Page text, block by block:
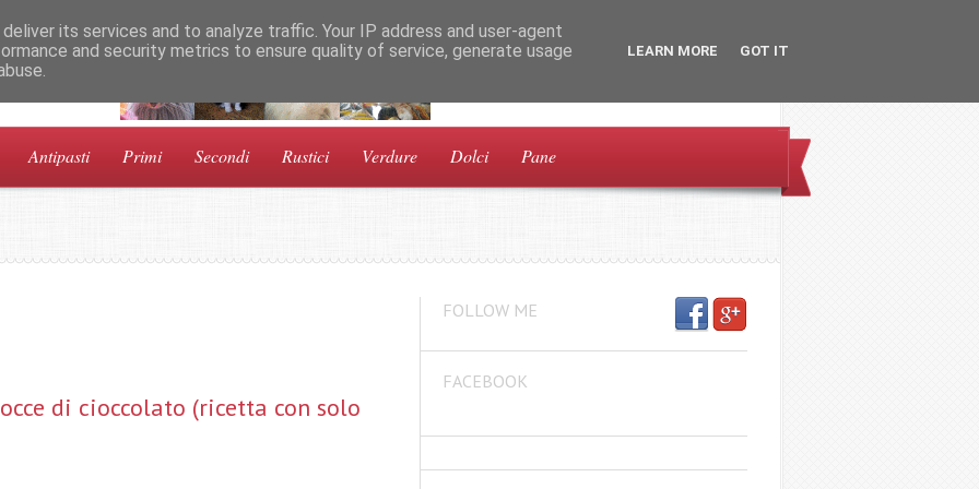
Antipasti Primi Secondi Rustici Verdure Dolci Pane
di cioccolato (ricetta con solo
FOLLOW ME
FACEBOOK
its services and to analyze traffic. Your IP address and user-agent
and security metrics to ensure quality of service, generate usage
LEARN MORE GOT IT